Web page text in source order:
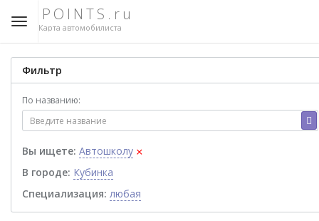
POINTS.ru
Карта автомобилиста
Фильтр
По названию:
Вы ищете: Автошколу ×
В городе: Кубинка
Специализация: любая